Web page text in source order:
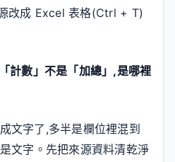
改成 Excel 表格(Ctrl + T)
計數」不是「加總」,是哪裡
文字了,多半是欄位裡混到
文字。先把來源資料清乾淨